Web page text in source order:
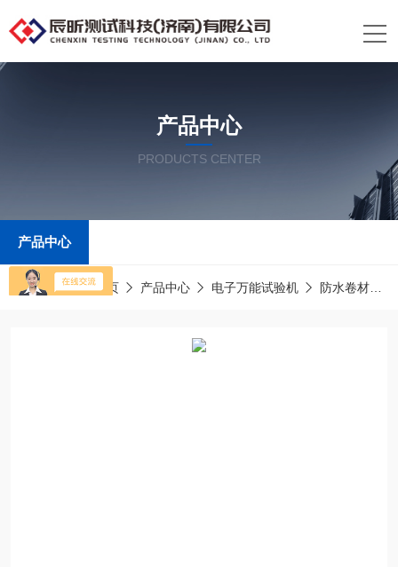
产品中心
PRODUCTS CENTER
产品中心
当前位置：首页 产品中心 电子万能试验机 防水卷材拉力试验机